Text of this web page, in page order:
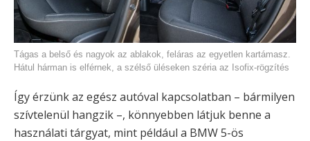
Tágas a belső és nagyok az ablakok, feláras az egyetlen kartámasz.
Hátul hárman is elférnek, a szélső üléseken széria az Isofix-rögzítés
Így érzünk az egész autóval kapcsolatban – bármilyen
szívtelenül hangzik –, könnyebben látjuk benne a
használati tárgyat, mint például a BMW 5-ös